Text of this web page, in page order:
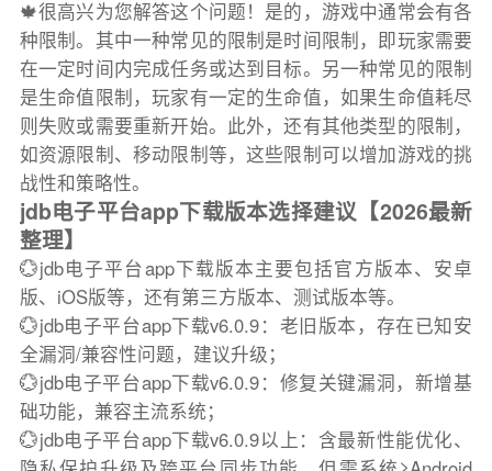
🍁很高兴为您解答这个问题！是的，游戏中通常会有各
种限制。其中一种常见的限制是时间限制，即玩家需要
在一定时间内完成任务或达到目标。另一种常见的限制
是生命值限制，玩家有一定的生命值，如果生命值耗尽
则失败或需要重新开始。此外，还有其他类型的限制，
如资源限制、移动限制等，这些限制可以增加游戏的挑
战性和策略性。
jdb电子平台app下载版本选择建议【2026最新
整理】
💮jdb电子平台app下载版本主要包括官方版本、安卓
版、iOS版等，还有第三方版本、测试版本等。
💮jdb电子平台app下载v6.0.9：老旧版本，存在已知安
全漏洞/兼容性问题，建议升级；
💮jdb电子平台app下载v6.0.9：修复关键漏洞，新增基
础功能，兼容主流系统；
💮jdb电子平台app下载v6.0.9以上：含最新性能优化、